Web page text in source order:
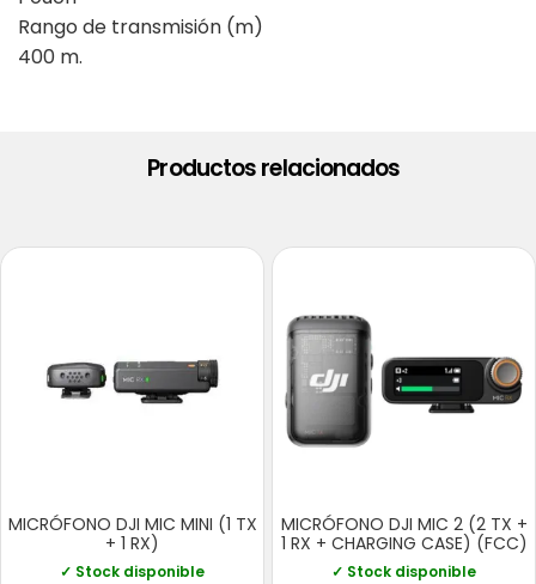
Rango de transmisión (m)
400 m.
Productos relacionados
MICRÓFONO DJI MIC MINI (1 TX
+ 1 RX)
✓ Stock disponible
MICRÓFONO DJI MIC 2 (2 TX +
1 RX + CHARGING CASE) (FCC)
✓ Stock disponible